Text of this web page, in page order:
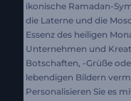
ikonische Ramadan-
die Laterne und die
Essenz des heiligen
Unternehmen und
Botschaften, -Grüße
lebendigen Bildern
Personalisieren Sie es